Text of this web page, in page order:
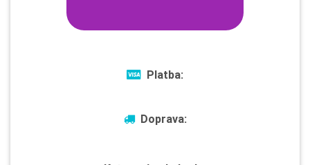
Platba:
Doprava: